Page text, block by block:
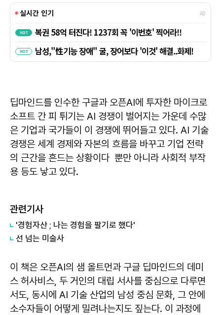
딥마인드를 인수한 구글과 오픈AI에 투자한 마이크로
소프트 간 피 튀기는 AI 경쟁이 벌어지는 가운데 수많
은 기업과 국가들이 이 경쟁에 뛰어들고 있다. AI 기술
경쟁은 세계 경제와 자본의 흐름을 바꾸고 기업 전략
의 근간을 흔드는 상황이다 뿐만 아니라 사회적 부작
용 등도 낳고 있다.
관련기사
'경험자산 ; 나는 경험을 팔기로 했다'
선 넘는 미술사
이 책은 오픈AI의 샘 올트먼과 구글 딥마인드의 데미
스 허사비스, 두 거인의 대립 서사를 중심으로 다루면
서도, 동시에 AI 기술 산업의 남성 중심 문화, 그 안에
소수자들이 어떻게 밀려나는지도 짚는다. 이 과정에